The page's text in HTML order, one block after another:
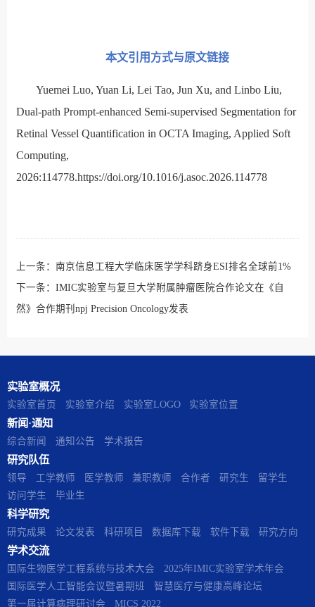
本文引用方式与原文链接
Yuemei Luo, Yuan Li, Lei Tao, Jun Xu, and Linbo Liu,
Dual-path Prompt-enhanced Semi-supervised Segmentation for
Retinal Vessel Quantification in OCTA Imaging, Applied Soft
Computing,
2026:114778.https://doi.org/10.1016/j.asoc.2026.114778
上一条： 南京信息工程大学临床医学学科跻身ESI排名全球前1%
下一条： IMIC实验室与复旦大学附属肿瘤医院合作论文在《自
然》合作期刊npj Precision Oncology发表
实验室概况
实验室首页 实验室介绍 实验室LOGO 实验室位置
新闻·通知
综合新闻 通知公告 学术报告
研究队伍
领导 工学教师 医学教师 兼职教师 合作者 研究生
留学生
访问学生
毕业生
科学研究
研究成果 论文发表 科研项目 数据库下载 软件下载 研究方向
学术交流
国际生物医学工程系统与技术大会
2025年IMIC实验室学术年会
国际医学人工智能会议暨暑期班
智慧医疗与健康高峰论坛
第一届计算病理研讨会
MICS 2022